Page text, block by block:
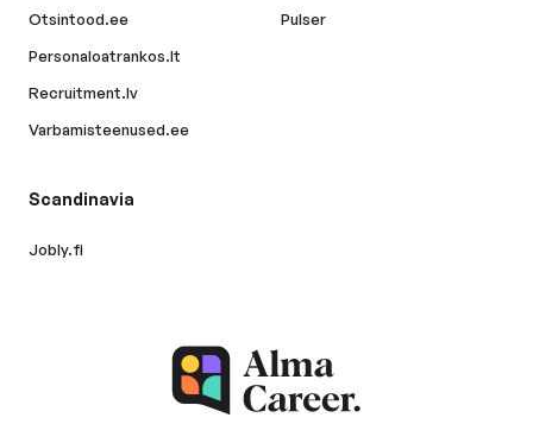
Otsintood.ee
Personaloatrankos.lt
Recruitment.lv
Varbamisteenused.ee
Pulser
Scandinavia
Jobly.fi